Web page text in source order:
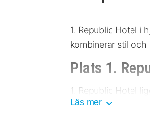
1. Republic Hotel i
kombinerar stil
Plats 1.
1. Republic Hotel
utforska de
Läs mer